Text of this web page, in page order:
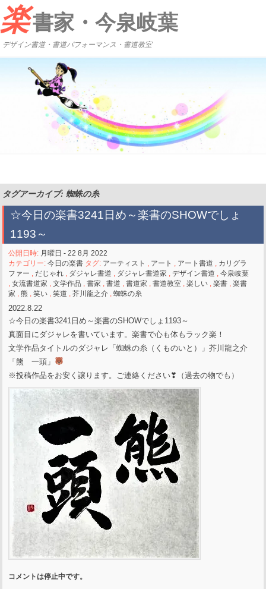
楽書家・今泉岐葉
デザイン書道・書道パフォーマンス・書道教室
タグアーカイブ: 蜘蛛の糸
☆今日の楽書3241日め～楽書のSHOWでしょ
1193～
公開日時: 月曜日 - 22 8月 2022
カテゴリー:今日の楽書 タグ: アーティスト アート アート書道
カリグラ
ファー
だじゃれ ダジャレ書道 ダジャレ書道家 ,デザイン書道 ,今泉岐葉
,女流書道家 ,文学作品 ,書家 ,書道 ,書道家 ,書道教室 ,楽しい ,楽書 ,楽書
家
,熊 ,笑い ,笑道 ,芥川龍之介 ,蜘蛛の糸
2022.8.22
☆今日の楽書3241日め～楽書のSHOWでしょ1193～
真面目にダジャレを書いています。楽書で心も体もラック楽！
文学作品タイトルのダジャレ「蜘蛛の糸（くものいと）」芥川龍之介
「熊 一頭」
※投稿作品をお安く譲ります。ご連絡ください❣（過去の物でも）
コメントは停止中です。